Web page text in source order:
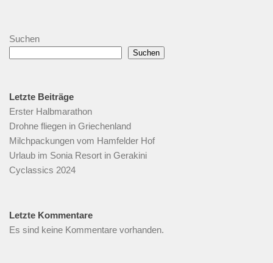
Suchen
Suchen
Letzte Beiträge
Erster Halbmarathon
Drohne fliegen in Griechenland
Milchpackungen vom Hamfelder Hof
Urlaub im Sonia Resort in Gerakini
Cyclassics 2024
Letzte Kommentare
Es sind keine Kommentare vorhanden.